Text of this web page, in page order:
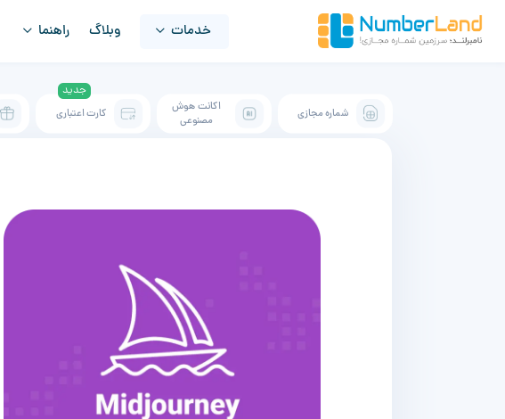
خدمات وبلاگ راهنما
شماره مجازی
اکانت هوش
مصنوعی
کارت اعتباری